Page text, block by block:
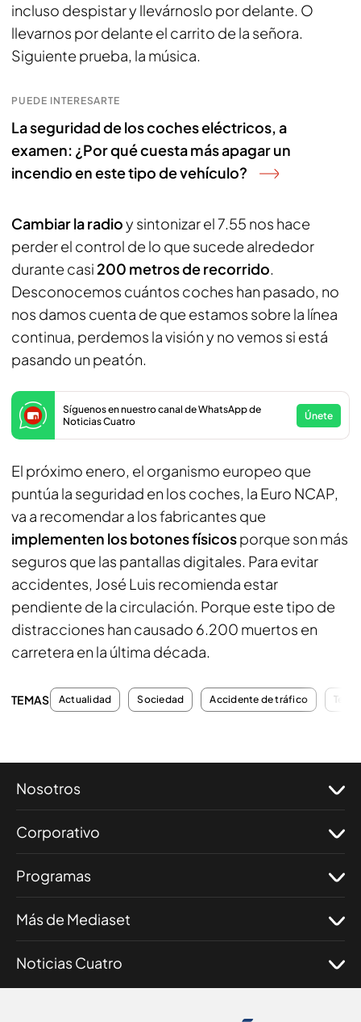
incluso despistar y llevárnoslo por delante. O
llevarnos por delante el carrito de la señora.
Siguiente prueba, la música.
PUEDE INTERESARTE
La seguridad de los coches eléctricos, a
examen: ¿Por qué cuesta más apagar un
incendio en este tipo de vehículo?
Cambiar la radioy sintonizar el 7.55 nos hace
perder el control de lo que sucede alrededor
durante casi 200 metros de recorrido.
Desconocemos cuántos coches han pasado, no
nos damos cuenta de que estamos sobre la línea
continua, perdemos la visión y no vemos si está
pasando un peatón.
Síguenos en nuestro canal de WhatsApp de
Noticias Cuatro
Únete
El próximo enero, el organismo europeo que
puntúa la seguridad en los coches, la Euro NCAP,
va a recomendar a los fabricantes que
implementen los botones físicosporque son más
seguros que las pantallas digitales. Para evitar
accidentes, José Luis recomienda estar
pendiente de la circulación. Porque este tipo de
distracciones han causado 6.200 muertos en
carretera en la última década.
TEMAS Actualidad Sociedad Accidente de tráfico
Nosotros
Corporativo
Programas
Más de Mediaset
Noticias Cuatro